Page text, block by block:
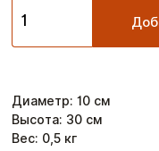
Диаметр: 10 см
Высота: 30 см
Вес: 0,5 кг